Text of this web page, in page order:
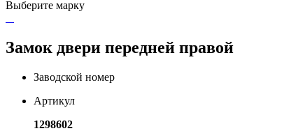
Выберите марку
Замок двери передней правой
Заводской номер
Артикул
1298602